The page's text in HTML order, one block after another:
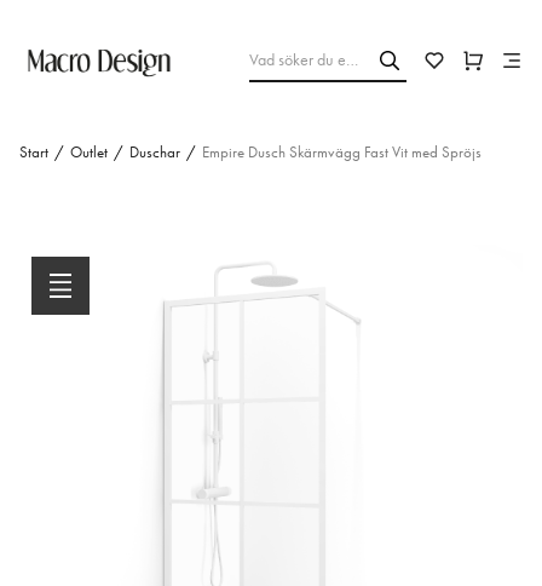
Start / Outlet / Duschar / Empire Dusch Skärmvägg Fast Vit med Spröjs